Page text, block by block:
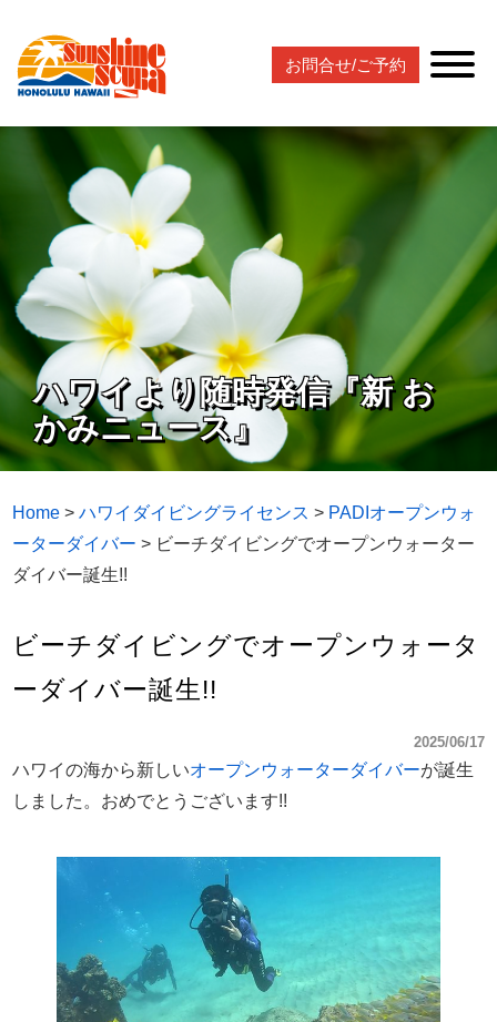
お問合せ/ご予約
ハワイより随時発信『新 お
かみニュース』
Home >ハワイダイビングライセンス > PADIオープンウォ
ーターダイバー > ビーチダイビングでオープンウォーター
ダイバー誕生!!
ビーチダイビングでオープンウォータ
ーダイバー誕生!!
2025/06/17
ハワイの海から新しいオープンウォーターダイバーが誕生
しました。おめでとうございます!!